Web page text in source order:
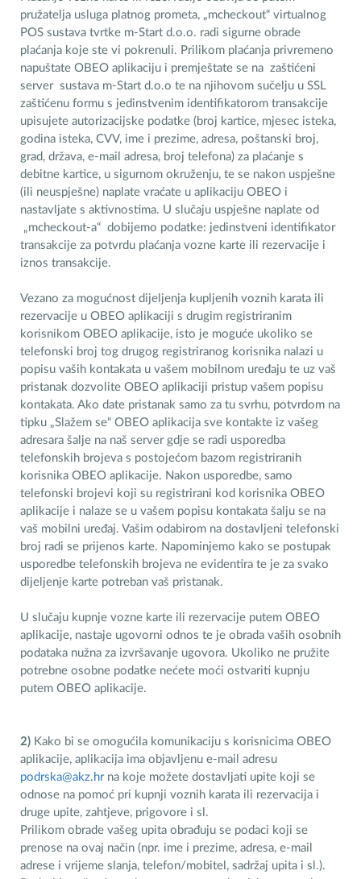
pružatelja usluga platnog prometa, „mcheckout“ virtualnog
POS sustava tvrtke m-Start d.o.o. radi sigurne obrade
plaćanja koje ste vi pokrenuli. Prilikom plaćanja privremeno
napuštate OBEO aplikaciju i premještate se na zaštićeni
server sustava m-Start d.o.o te na njihovom sučelju u SSL
zaštićenu formu s jedinstvenim identifikatorom transakcije
upisujete autorizacijske podatke (broj kartice, mjesec isteka,
godina isteka, CVV, ime i prezime, adresa, poštanski broj,
grad, država, e-mail adresa, broj telefona) za plaćanje s
debitne kartice, u sigurnom okruženju, te se nakon uspješne
(ili neuspješne) naplate vraćate u aplikaciju OBEO i
nastavljate s aktivnostima. U slučaju uspješne naplate od
„mcheckout-a“ dobijemo podatke: jedinstveni identifikator
transakcije za potvrdu plaćanja vozne karte ili rezervacije i
iznos transakcije.
Vezano za mogućnost dijeljenja kupljenih voznih karata ili
rezervacije u OBEO aplikaciji s drugim registriranim
korisnikom OBEO aplikacije, isto je moguće ukoliko se
telefonski broj tog drugog registriranog korisnika nalazi u
popisu vaših kontakata u vašem mobilnom uređaju te uz vaš
pristanak dozvolite OBEO aplikaciji pristup vašem popisu
kontakata. Ako date pristanak samo za tu svrhu, potvrdom na
tipku „Slažem se“ OBEO aplikacija sve kontakte iz vašeg
adresara šalje na naš server gdje se radi usporedba
telefonskih brojeva s postojećom bazom registriranih
korisnika OBEO aplikacije. Nakon usporedbe, samo
telefonski brojevi koji su registrirani kod korisnika OBEO
aplikacije i nalaze se u vašem popisu kontakata šalju se na
vaš mobilni uređaj. Vašim odabirom na dostavljeni telefonski
broj radi se prijenos karte. Napominjemo kako se postupak
usporedbe telefonskih brojeva ne evidentira te je za svako
dijeljenje karte potreban vaš pristanak.
U slučaju kupnje vozne karte ili rezervacije putem OBEO
aplikacije, nastaje ugovorni odnos te je obrada vaših osobnih
podataka nužna za izvršavanje ugovora. Ukoliko ne pružite
potrebne osobne podatke nećete moći ostvariti kupnju
putem OBEO aplikacije.
2) Kako bi se omogućila komunikaciju s korisnicima OBEO
aplikacije, aplikacija ima objavljenu e-mail adresu
podrska@akz.hrna koje možete dostavljati upite koji se
odnose na pomoć pri kupnji voznih karata ili rezervacija i
druge upite, zahtjeve, prigovore i sl.
Prilikom obrade vašeg upita obrađuju se podaci koji se
prenose na ovaj način (npr. ime i prezime, adresa, e-mail
adrese i vrijeme slanja, telefon/mobitel, sadržaj upita i sl.).